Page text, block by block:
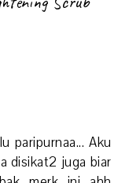
paripurnaa... Aku
disikat2 juga biar